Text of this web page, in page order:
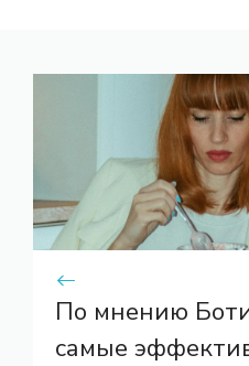
По мнению
самые